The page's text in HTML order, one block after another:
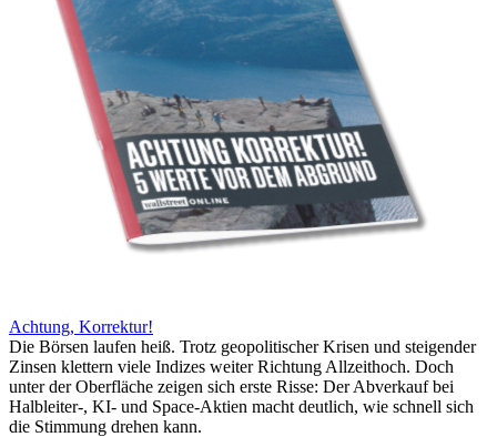
Achtung, Korrektur!
Die Börsen laufen heiß. Trotz geopolitischer Krisen und steigender
Zinsen klettern viele Indizes weiter Richtung Allzeithoch. Doch
unter der Oberfläche zeigen sich erste Risse: Der Abverkauf bei
Halbleiter-, KI- und Space-Aktien macht deutlich, wie schnell sich
die Stimmung drehen kann.